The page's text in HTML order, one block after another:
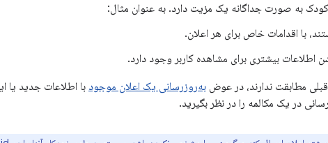
به صورت جداگانه یک مزیت دارد. به عنوان مثال:
با اقدامات خاص برای هر اعلان.
اطلاعات بیشتری برای مشاهده کاربر وجود دارد.
قبلی مطابقت ندارند، در عوض به‌روزرسانی یک اعلان موجود با اطلاعات جدید یا
در یک مکالمه را در نظر بگیرید.